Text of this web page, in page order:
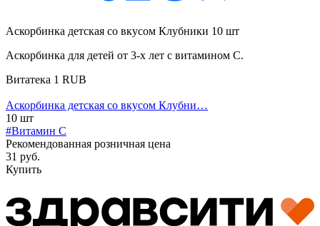
Аскорбинка детская со вкусом Клубники 10 шт
Аскорбинка для детей от 3-х лет с витамином С.
Витатека 1 RUB
Аскорбинка детская со вкусом Клубни…
10 шт
#Витамин C
Рекомендованная розничная цена
31 руб.
Купить